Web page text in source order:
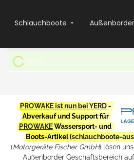
Schlauchboote Außenborder
PROWAKE ist nun bei YERD-
Abverkauf und Support für
PROWAKEWassersport- und
Boots-Artikel (schlauchboote-
(Motorgeräte Fischer GmbH) lösen
Außenborder Geschäftsbereich